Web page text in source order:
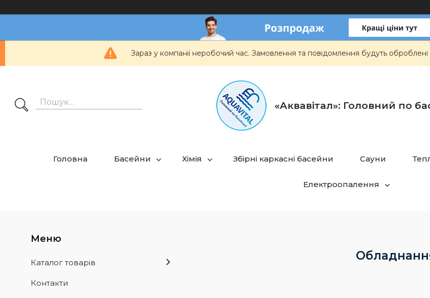
Зараз у компанії неробочий час. Замовлення та повідомлення будуть
«Аквавітал»: Головний по
Головна Басейни Хімія Збірні каркасні басейни Сауни
Електроопалення
Каталог товарів
Контакти